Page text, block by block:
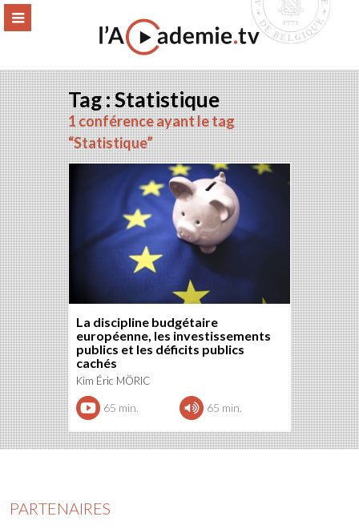
Aller
MENU
Tag : Statistique
1 conférence ayant le tag
“Statistique”
La discipline budgétaire
européenne, les investissements
publics et les déficits publics
cachés
Kim Éric MÖRIC
65 min. 65 min.
PARTENAIRES